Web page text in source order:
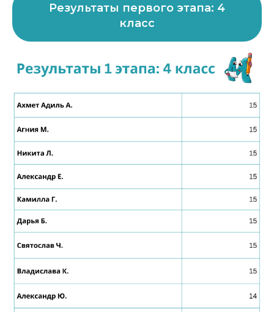
Результаты первого этапа: 4
класс